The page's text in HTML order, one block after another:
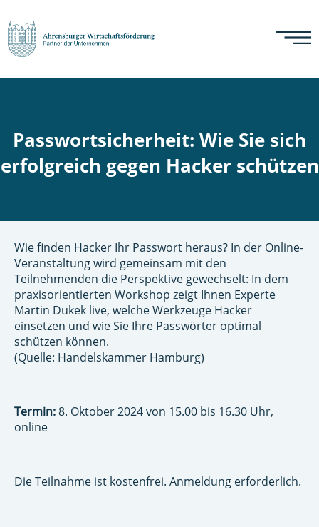
Passwortsicherheit: Wie Sie sich
erfolgreich gegen Hacker schützen
Wie finden Hacker Ihr Passwort heraus? In der Online-
Veranstaltung wird gemeinsam mit den
Teilnehmenden die Perspektive gewechselt: In dem
praxisorientierten Workshop zeigt Ihnen Experte
Martin Dukek live, welche Werkzeuge Hacker
einsetzen und wie Sie Ihre Passwörter optimal
schützen können.
(Quelle: Handelskammer Hamburg)
Termin:8. Oktober 2024 von 15.00 bis 16.30 Uhr,
online
Die Teilnahme ist kostenfrei. Anmeldung erforderlich.